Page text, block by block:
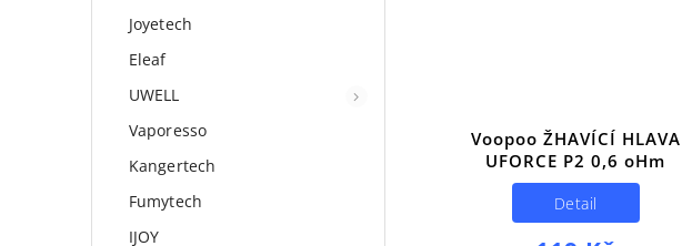
Joyetech
Eleaf
UWELL
Vaporesso
Kangertech
Fumytech
IJOY
Voopoo ŽHAVÍCÍ HLAVA
UFORCE N1 0,13 oHm
Voopoo ŽHAVÍCÍ HLAVA
UFORCE P2 0,6 oHm
Detail